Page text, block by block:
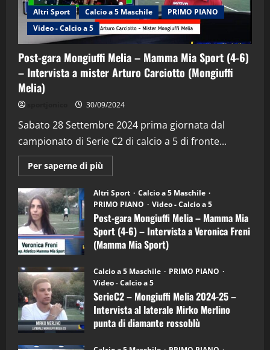
Altri Sport Calcio a 5 Maschile
PRIMO PIANO
Video - Calcio a 5
Post-gara Mongiuffi Melia – Mamma Mia Sport (4-6)
– Intervista a mister Arturo Carciotto (Mongiuffi
Melia)
30/09/2024
Sabato 28 Settembre 2024 prima giornata dal
campionato di Serie C2 di calcio a 5 di fronte...
Per saperne di più
informazioni
Post-
gara
Mongiuffi
Melia
–
Mamma
Mia
Sport
6)
–
Intervista
a
mister
Arturo
Carciotto
(Mongiuffi
Altri Sport
Calcio a 5 Maschile
PRIMO PIANO
Video - Calcio a 5
Post-gara Mongiuffi Melia – Mamma Mia
Sport (4-6) – Intervista a Veronica Freni
(Mamma Mia Sport)
Calcio a 5 Maschile
PRIMO PIANO
Video - Calcio a 5
SerieC2 – Mongiuffi Melia 2024-25 –
Intervista al laterale Mirko Merlino
punta di diamante rossoblù
2
“SportEmpire” in Podcast: 29^ Puntata
(Martedi 28 Aprile 2026)
28/04/2026
3
"SportEmpire" in Podcast
“SportEmpire” in Podcast: 28^ Puntata
(Martedi 21 Aprile 2026)
21/04/2026
4
“SportEmpire” in Podcast: 27^ Puntata
(Martedi 14 Aprile 2026)
15/04/2026
“SportEmpire” in Podcast: 26^ Puntata